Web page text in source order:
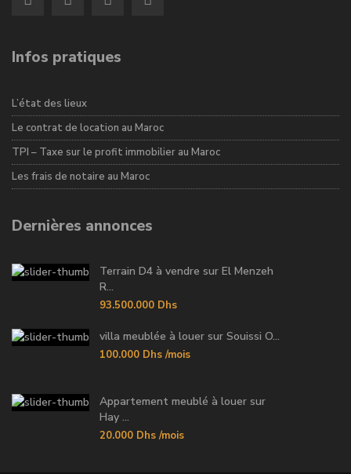
Infos pratiques
L’état des lieux
Le contrat de location au Maroc
TPI – Taxe sur le profit immobilier au Maroc
Les frais de notaire au Maroc
Dernières annonces
Terrain D4 à vendre sur El Menzeh
R...
93.500.000 Dhs
villa meublée à louer sur Souissi O...
100.000 Dhs /mois
Appartement meublé à louer sur
Hay ...
20.000 Dhs /mois